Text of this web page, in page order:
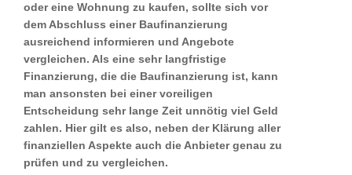
oder eine Wohnung zu kaufen, sollte sich vor
dem Abschluss einer Baufinanzierung
ausreichend informieren und Angebote
vergleichen. Als eine sehr langfristige
Finanzierung, die die Baufinanzierung ist, kann
man ansonsten bei einer voreiligen
Entscheidung sehr lange Zeit unnötig viel Geld
zahlen. Hier gilt es also, neben der Klärung aller
finanziellen Aspekte auch die Anbieter genau zu
prüfen und zu vergleichen.